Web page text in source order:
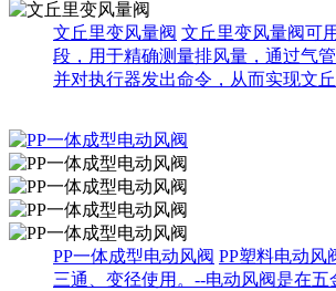
文丘里变风量阀 文丘里变风量阀可
段，用于精确测量排风量，通过气
并对执行器发出命令，从而实现文
PP一体成型电动风阀 PP塑料电动风
三通、变径使用。--电动风阀是在